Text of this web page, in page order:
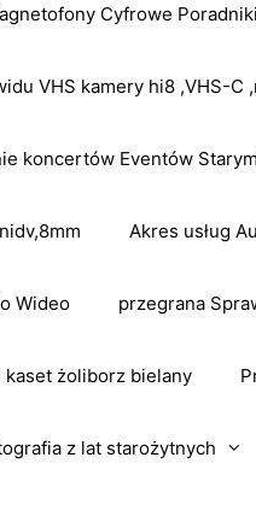
Cyfrowe Poradniki
VHS kamery hi8 ,VHS-C
koncertów Eventów
Akres usług
Wideo przegrana
żoliborz bielany
z lat starożytnych